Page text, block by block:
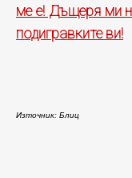
ме е! Дъщеря ми
подигравките ви!
Източник: Блиц